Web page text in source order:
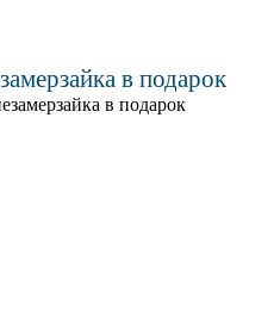
в подарок
в подарок